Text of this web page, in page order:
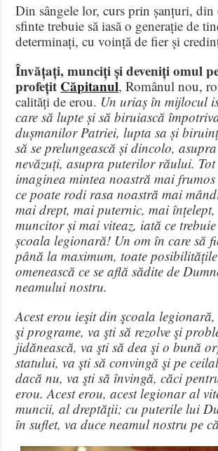
Din sângele lor, curs prin șanțuri, din
sfinte trebuie să iasă o generație de
determinați, cu voință de fier și
Învățați, munciți și deveniți omul
profețit Căpitanul, Românul nou,
calități de erou. Un uriaș în mijlocul
care să lupte și să biruiască
dușmanilor Patriei, lupta sa și
să se prelungească și dincolo,
nevăzuți, asupra puterilor răului. Tot
imaginea mintea noastră mai
ce poate rodi rasa noastră mai
mai drept, mai puternic, mai
muncitor și mai viteaz, iată ce trebuie
școala legionară! Un om în care să
până la maximum, toate
omenească ce se află sădite de
neamului nostru.
Acest erou ieşit din şcoala
şi programe, va şti să rezolve şi
jidănească, va şti să dea şi o bună
statului, va şti să convingă şi pe
dacă nu, va şti să învingă, căci
erou. Acest erou, acest legionar al
muncii, al dreptăţii; cu puterile lui
în suflet, va duce neamul nostru pe